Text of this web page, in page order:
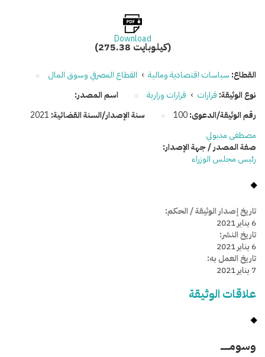
Download
(275.38 كيلوبايت)
القطاع: سياسات اقتصادية ومالية › القطاع المصرفي وسوق المال
نوع الوثيقة: قرارات › قرارات وزارية
رقم الوثيقة/الدعوى:100 سنة الإصدار/السنة القضائية: 2021
اسم المصدر:
مصطفى مدبولي
صفة المصدر / جهة الإصدار:
رئيس مجلس الوزراء
تاريخ إصدار الوثيقة / الحكم:
6 يناير 2021
تاريخ النشر:
6 يناير 2021
تاريخ العمل به:
7 يناير 2021
علاقات الوثيقة
وسومـــــ